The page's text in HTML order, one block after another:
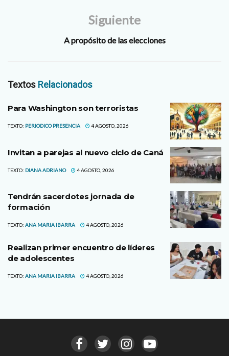
Siguiente
A propósito de las elecciones
Textos Relacionados
Para Washington son terroristas
TEXTO: PERIODICO PRESENCIA 4 AGOSTO, 2026
Invitan a parejas al nuevo ciclo de Caná
TEXTO: DIANA ADRIANO 4 AGOSTO, 2026
Tendrán sacerdotes jornada de
formación
TEXTO: ANA MARIA IBARRA 4 AGOSTO, 2026
Realizan primer encuentro de líderes
de adolescentes
TEXTO: ANA MARIA IBARRA 4 AGOSTO, 2026